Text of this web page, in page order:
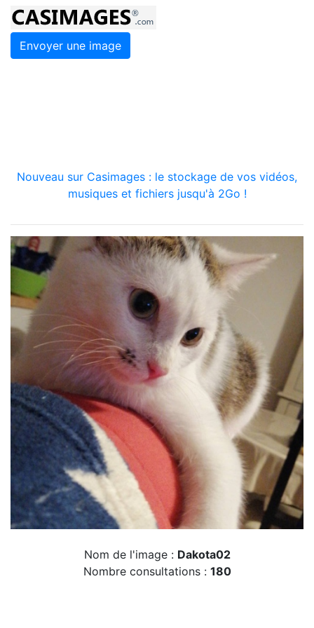
Envoyer une image
Nouveau sur Casimages : le stockage de vos vidéos,
musiques et fichiers jusqu'à 2Go !
Nom de l'image : Dakota02
Nombre consultations : 180